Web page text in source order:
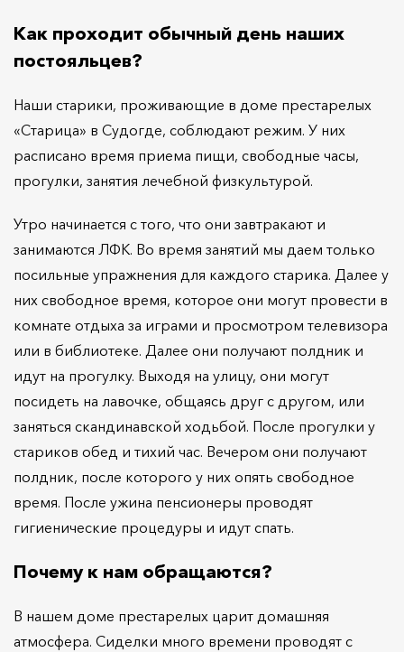
Как проходит обычный день наших
постояльцев?
Наши старики, проживающие в доме престарелых
«Старица» в Судогде, соблюдают режим. У них
расписано время приема пищи, свободные часы,
прогулки, занятия лечебной физкультурой.
Утро начинается с того, что они завтракают и
занимаются ЛФК. Во время занятий мы даем только
посильные упражнения для каждого старика. Далее у
них свободное время, которое они могут провести в
комнате отдыха за играми и просмотром телевизора
или в библиотеке. Далее они получают полдник и
идут на прогулку. Выходя на улицу, они могут
посидеть на лавочке, общаясь друг с другом, или
заняться скандинавской ходьбой. После прогулки у
стариков обед и тихий час. Вечером они получают
полдник, после которого у них опять свободное
время. После ужина пенсионеры проводят
гигиенические процедуры и идут спать.
Почему к нам обращаются?
В нашем доме престарелых царит домашняя
атмосфера. Сиделки много времени проводят с